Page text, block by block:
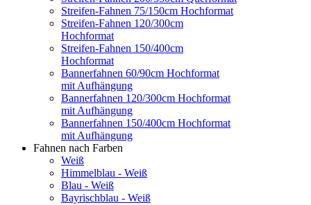
Streifen-Fahnen 75/150cm Hochformat
Streifen-Fahnen 120/300cm
Hochformat
Streifen-Fahnen 150/400cm
Hochformat
Bannerfahnen 60/90cm Hochformat
mit Aufhängung
Bannerfahnen 120/300cm Hochformat
mit Aufhängung
Bannerfahnen 150/400cm Hochformat
mit Aufhängung
Fahnen nach Farben
Weiß
Himmelblau - Weiß
Blau - Weiß
Bayrischblau - Weiß